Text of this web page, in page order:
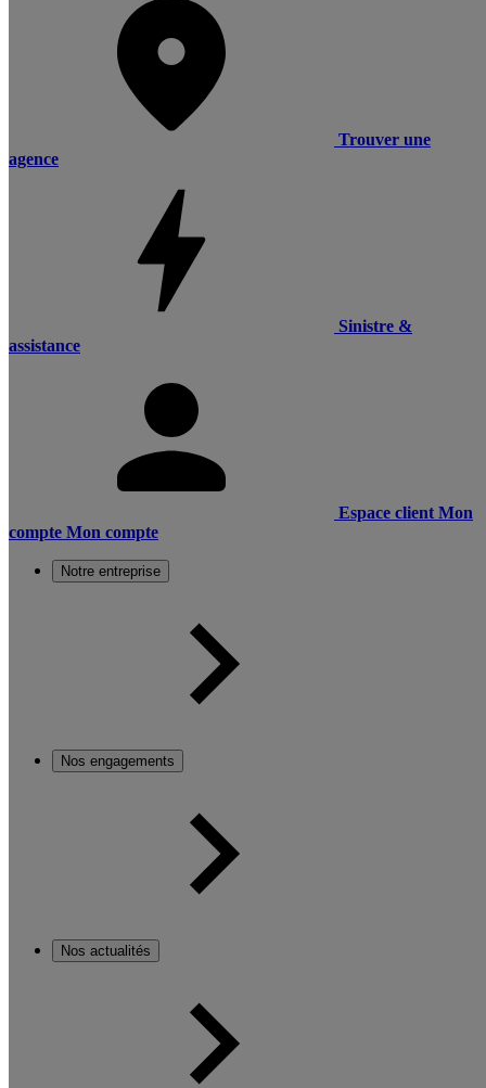
Trouver une
agence
Sinistre &
assistance
Espace client Mon
compte Mon compte
Notre entreprise
Nos engagements
Nos actualités